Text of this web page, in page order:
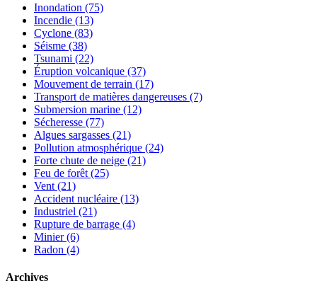
Inondation (75)
Incendie (13)
Cyclone (83)
Séisme (38)
Tsunami (22)
Éruption volcanique (37)
Mouvement de terrain (17)
Transport de matières dangereuses (7)
Submersion marine (12)
Sécheresse (77)
Algues sargasses (21)
Pollution atmosphérique (24)
Forte chute de neige (21)
Feu de forêt (25)
Vent (21)
Accident nucléaire (13)
Industriel (21)
Rupture de barrage (4)
Minier (6)
Radon (4)
Archives